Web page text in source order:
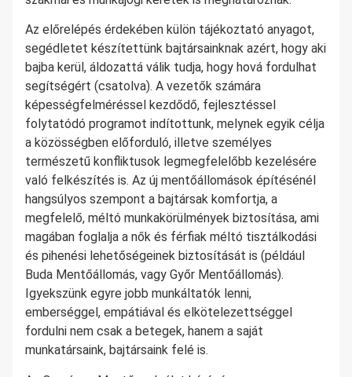
Az előrelépés érdekében külön tájékoztató anyagot,
segédletet készítettünk bajtársainknak azért, hogy aki
bajba kerül, áldozattá válik tudja, hogy hová fordulhat
segítségért (csatolva). A vezetők számára
képességfelméréssel kezdődő, fejlesztéssel
folytatódó programot indítottunk, melynek egyik célja
a közösségben előforduló, illetve személyes
természetű konfliktusok legmegfelelőbb kezelésére
való felkészítés is. Az új mentőállomások építésénél
hangsúlyos szempont a bajtársak komfortja, a
megfelelő, méltó munkakörülmények biztosítása, ami
magában foglalja a nők és férfiak méltó tisztálkodási
és pihenési lehetőségeinek biztosítását is (például
Buda Mentőállomás, vagy Győr Mentőállomás).
Igyekszünk egyre jobb munkáltatók lenni,
emberséggel, empátiával és elkötelezettséggel
fordulni nem csak a betegek, hanem a saját
munkatársaink, bajtársaink felé is.